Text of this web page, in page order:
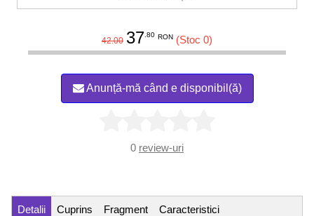
42.00 37.80 RON (Stoc 0)
Anunță-mă când e disponibil(ă)
0 review-uri
Detalii Cuprins Fragment Caracteristici